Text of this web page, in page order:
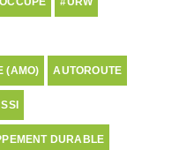
(AMO) AUTOROUTE
DURABLE